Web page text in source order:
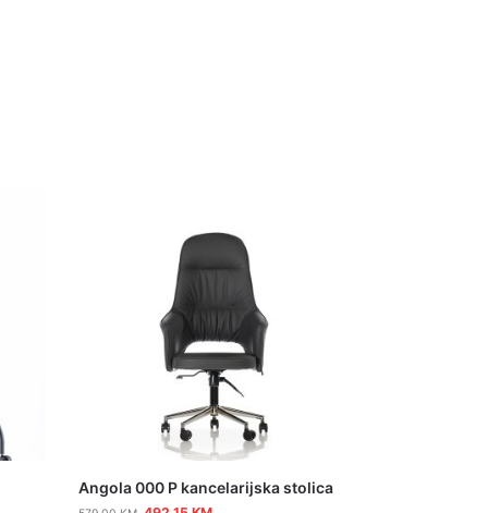
Angola 000 P kancelarijska stolica